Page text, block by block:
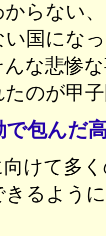
らない
い国にな
な悲惨
のが甲
で包んだ
けて多
きるよう